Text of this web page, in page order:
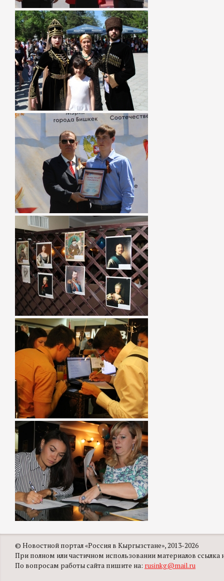
© Новостной портал «Россия в Кыргызстане», 2013-2026
При полном или частичном использовании материалов ссылка
По вопросам работы сайта пишите на: rusinkg@mail.ru